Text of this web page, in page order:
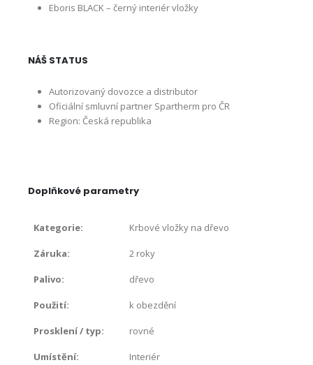
Eboris BLACK – černý interiér vložky
NÁŠ STATUS
Autorizovaný dovozce a distributor
Oficiální smluvní partner Spartherm pro ČR
Region: Česká republika
Doplňkové parametry
Kategorie: Krbové vložky na dřevo
Záruka: 2 roky
Palivo: dřevo
Použití: k obezdění
Prosklení / typ: rovné
Umístění: Interiér